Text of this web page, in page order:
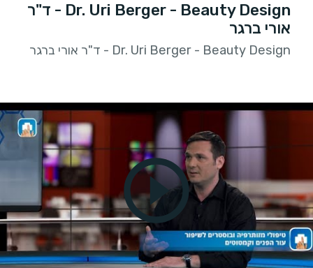
Dr. Uri Berger - Beauty Design - ד"ר
אורי ברגר
Dr. Uri Berger - Beauty Design - ד"ר אורי ברגר